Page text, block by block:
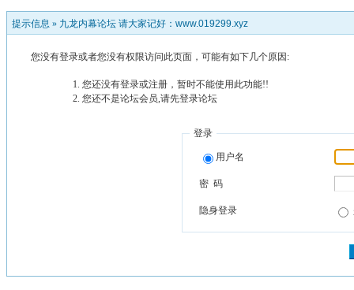
提示信息 » 九龙内幕论坛 请大家记好：www.019299.xyz
您没有登录或者您没有权限访问此页面，可能有如下几个原因:
您还没有登录或注册，暂时不能使用此功能!!
您还不是论坛会员,请先登录论坛
登录
用户名
密 码
隐身登录